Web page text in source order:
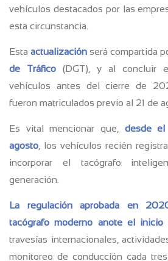
vehículos destacados por las
esta circunstancia.
Esta actualización será compartida
de Tráfico (DGT), y al concluir
vehículos antes del cierre de
fueron matriculados previo al 21 de
Es vital mencionar que, desde
agosto , los vehículos recién
incorporar el tacógrafo
generación.
La regulación aprobada en
tacógrafo moderno anote el inicio
travesías internacionales,
monitoreo de conducción cada